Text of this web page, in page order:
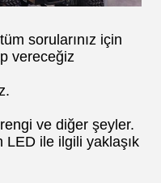
sorularınız için
vereceğiz
ve diğer şeyler.
LED ile ilgili yaklaşık